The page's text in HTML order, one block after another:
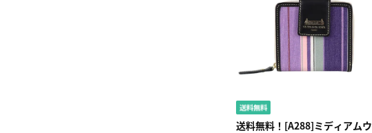
送料無料！[A288]ミディアムウ